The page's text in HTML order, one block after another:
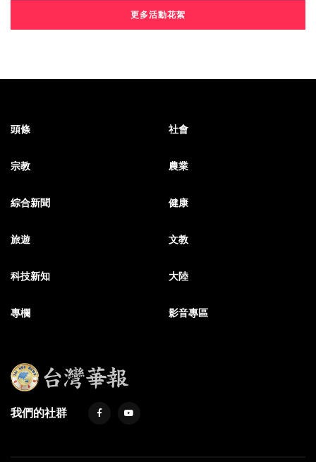
更多活動花絮
頭條 社會
宗教 農業
綜合新聞 健康
旅遊 文教
科技新知 大陸
專欄 影音專區
我們的社群